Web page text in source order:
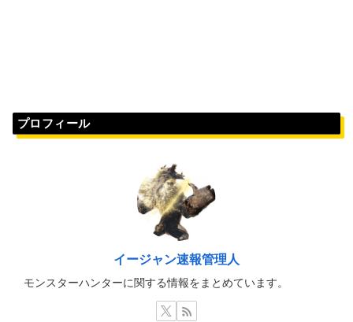
プロフィール
イージャン速報管理人
モンスターハンターに関する情報をまとめています。